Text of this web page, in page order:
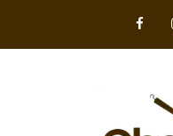
contenu